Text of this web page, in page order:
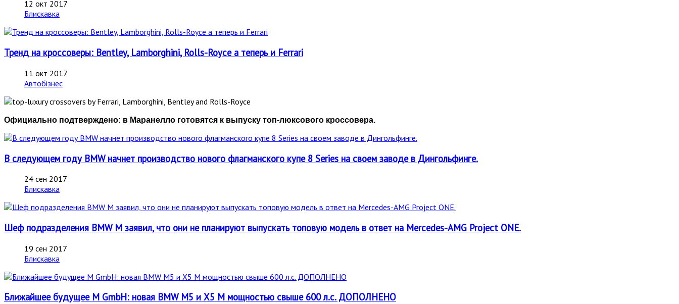
12 окт 2017
Блискавка
Тренд на кроссоверы: Bentley, Lamborghini, Rolls-Royce а теперь и Ferrari
11 окт 2017
Автобізнес
Официально подтверждено: в Маранелло готовятся к выпуску топ-люксового кроссовера.
В следующем году BMW начнет производство нового флагманского купе 8 Series на своем заводе в Дингольфинге.
24 сен 2017
Блискавка
Шеф подразделения BMW M заявил, что они не планируют выпускать топовую модель в ответ на Mercedes-AMG Project ONE.
19 сен 2017
Блискавка
Ближайшее будущее M GmbH: новая BMW М5 и Х5 М мощностью свыше 600 л.с. ДОПОЛНЕНО